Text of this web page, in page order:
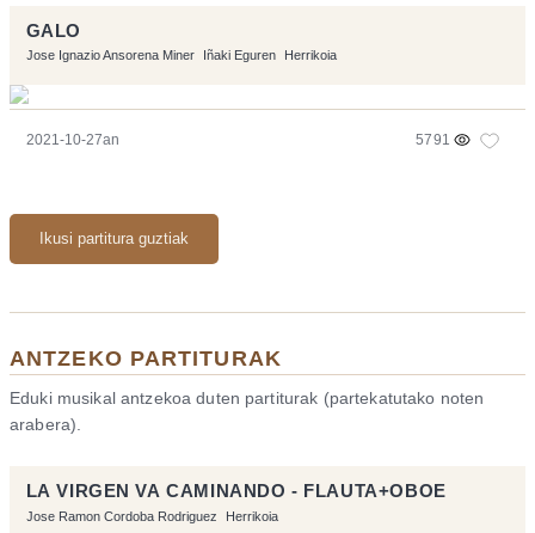
GALO
Jose Ignazio Ansorena Miner Iñaki Eguren Herrikoia
2021-10-27an 5791
Ikusi partitura guztiak
ANTZEKO PARTITURAK
Eduki musikal antzekoa duten partiturak (partekatutako noten
arabera).
LA VIRGEN VA CAMINANDO - FLAUTA+OBOE
Jose Ramon Cordoba Rodriguez Herrikoia